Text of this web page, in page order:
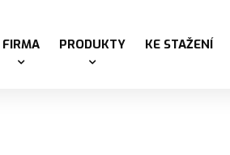
FIRMA PRODUKTY KE STAŽENÍ